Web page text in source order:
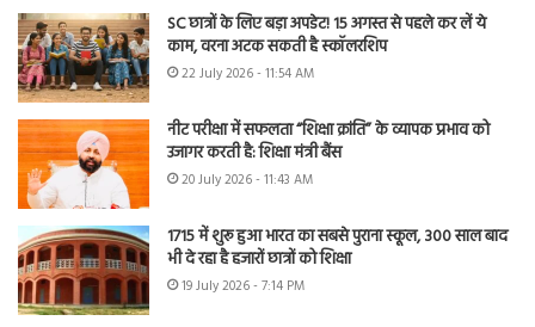
SC छात्रों के लिए बड़ा अपडेट! 15 अगस्त से पहले कर लें ये
काम, वरना अटक सकती है स्कॉलरशिप
22 July 2026 - 11:54 AM
नीट परीक्षा में सफलता “शिक्षा क्रांति” के व्यापक प्रभाव को
उजागर करती है: शिक्षा मंत्री बैंस
20 July 2026 - 11:43 AM
1715 में शुरू हुआ भारत का सबसे पुराना स्कूल, 300 साल बाद
भी दे रहा है हजारों छात्रों को शिक्षा
19 July 2026 - 7:14 PM